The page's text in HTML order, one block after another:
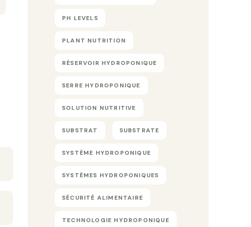
PH LEVELS
PLANT NUTRITION
RÉSERVOIR HYDROPONIQUE
SERRE HYDROPONIQUE
SOLUTION NUTRITIVE
SUBSTRAT SUBSTRATE
SYSTÈME HYDROPONIQUE
SYSTÈMES HYDROPONIQUES
SÉCURITÉ ALIMENTAIRE
TECHNOLOGIE HYDROPONIQUE